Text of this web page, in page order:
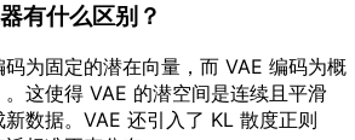
有什么区别？
为固定的潜在向量，而 VAE 编码为概
这使得 VAE 的潜空间是连续且平滑
数据。VAE 还引入了 KL 散度正则